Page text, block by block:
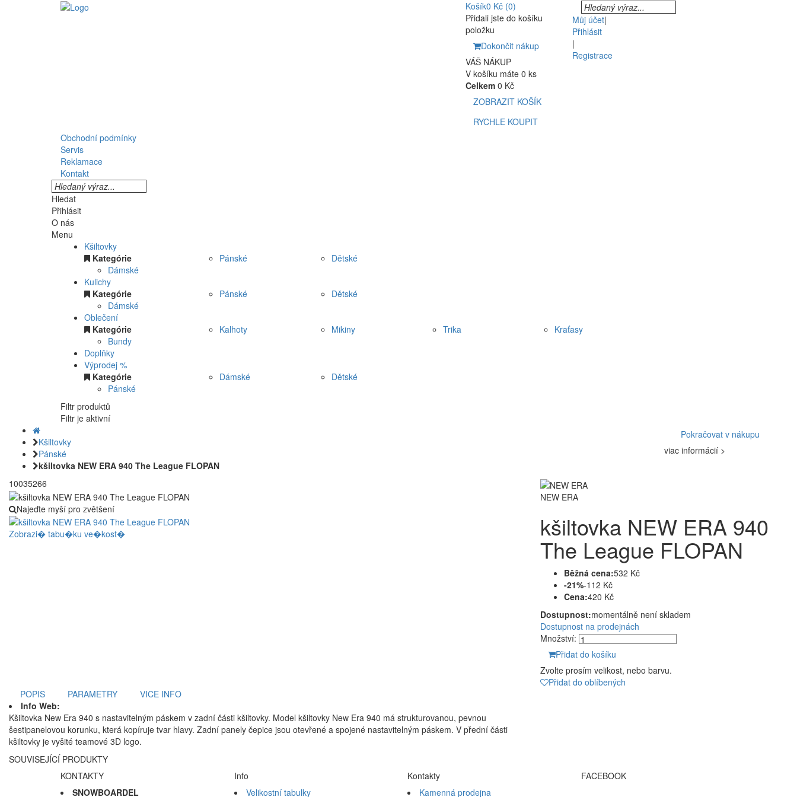
Košík0 Kč (0)
Přidali jste do košíku
položku
Dokončit nákup
VÁŠ NÁKUP
V košíku máte 0 ks
Celkem 0 Kč
ZOBRAZIT KOŠÍK
RYCHLE KOUPIT
Můj účet|
Přihlásit
|
Registrace
Obchodní podmínky
Servis
Reklamace
Kontakt
Hledat
Přihlásit
O nás
Menu
Kšiltovky
Kategórie
Dámské
Pánské
Dětské
Kulichy
Kategórie
Dámské
Pánské
Dětské
Oblečení
Kategórie
Bundy
Kalhoty Mikiny Trika
Kraťasy
Doplňky
Výprodej %
Kategórie
Pánské
Dámské Dětské
Filtr produktů
Filtr je aktivní
Kšiltovky
Pánské
kšiltovka NEW ERA 940 The League FLOPAN
Pokračovat v nákupu
10035266
Najeďte myší pro zvětšení
Zobrazi� tabu�ku ve�kost�
NEW ERA
kšiltovka NEW ERA 940
The League FLOPAN
Běžná cena:532 Kč
-21%-112 Kč
Cena:420 Kč
Dostupnost:momentálně není skladem
Dostupnost na prodejnách
Množství:
Přidat do košíku
Zvolte prosím velikost, nebo barvu.
Přidat do oblíbených
POPIS
PARAMETRY
VICE INFO
Info Web:
Kšiltovka New Era 940 s nastavitelným páskem v zadní části kšiltovky. Model kšiltovky New Era 940 má strukturovanou, pevnou
šestipanelovou korunku, která kopíruje tvar hlavy. Zadní panely čepice jsou otevřené a spojené nastavitelným páskem. V přední části
kšiltovky je vyšité teamové 3D logo.
viac informácií >
SOUVISEJÍCÍ PRODUKTY
KONTAKTY
SNOWBOARDEL
Info
Velikostní tabulky
Kontakty
Kamenná prodejna
FACEBOOK